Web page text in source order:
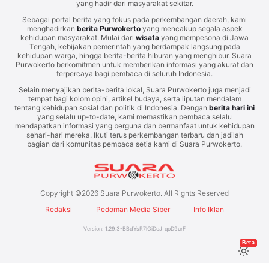
yang hadir dari masyarakat sekitar.
Sebagai portal berita yang fokus pada perkembangan daerah, kami
menghadirkan berita Purwokertoyang mencakup segala aspek
kehidupan masyarakat. Mulai dari wisata yang mempesona di Jawa
Tengah, kebijakan pemerintah yang berdampak langsung pada
kehidupan warga, hingga berita-berita hiburan yang menghibur. Suara
Purwokerto berkomitmen untuk memberikan informasi yang akurat dan
terpercaya bagi pembaca di seluruh Indonesia.
Selain menyajikan berita-berita lokal, Suara Purwokerto juga menjadi
tempat bagi kolom opini, artikel budaya, serta liputan mendalam
tentang kehidupan sosial dan politik di Indonesia. Dengan berita hari ini
yang selalu up-to-date, kami memastikan pembaca selalu
mendapatkan informasi yang berguna dan bermanfaat untuk kehidupan
sehari-hari mereka. Ikuti terus perkembangan terbaru dan jadilah
bagian dari komunitas pembaca setia kami di Suara Purwokerto.
Copyright ©2026 Suara Purwokerto. All Rights Reserved
Redaksi
Pedoman Media Siber Info Iklan
Version: 1.29.3-BBdYsR7lGiDoJ_qoD9urF
Beta